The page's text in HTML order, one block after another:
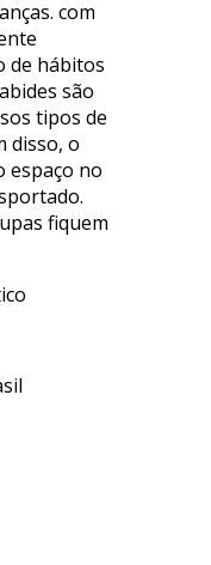
com
de hábitos
são
tipos de
disso, o
espaço no
fiquem